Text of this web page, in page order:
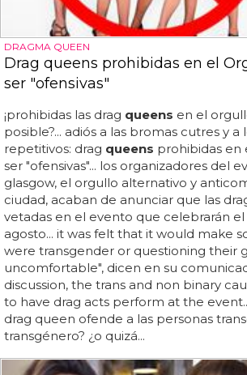
DRAGMA QUEEN
Drag queens prohibidas en el
ser "ofensivas"
¡prohibidas las drag queens en el
posible?... adiós a las bromas cutres y a
repetitivos: drag queens prohibidas en
ser "ofensivas"... los organizadores del
glasgow, el orgullo alternativo y
ciudad, acaban de anunciar que las
vetadas en el evento que celebrarán
agosto... it was felt that it would make
were transgender or questioning their
uncomfortable", dicen en su
discussion, the trans and non binary
to have drag acts perform at the
drag queen ofende a las personas
transgénero? ¿o quizá...